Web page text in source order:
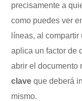
precisamente a
como puedes ver
líneas, al
aplica un factor de
abrir el documento
clave que deberá
mismo.